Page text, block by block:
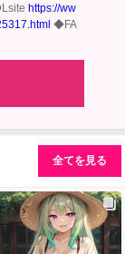
https://ww
◆FA
全てを見る